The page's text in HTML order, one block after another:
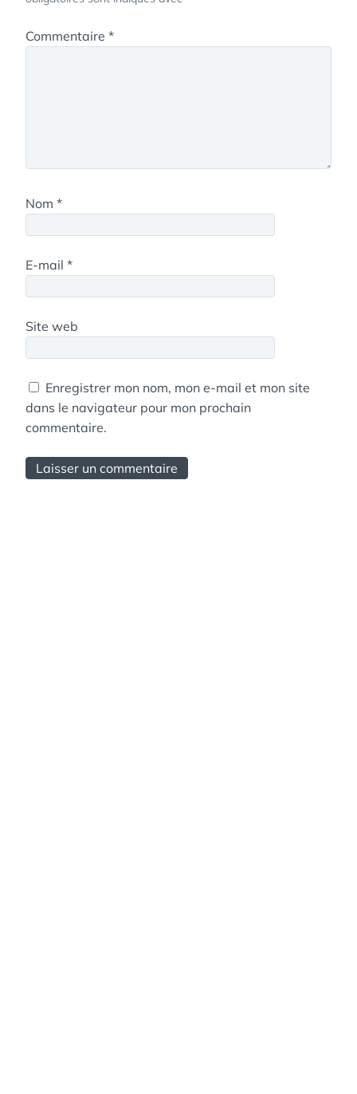
Commentaire *
Nom *
E-mail *
Site web
Enregistrer mon nom, mon e-mail et mon site
dans le navigateur pour mon prochain
commentaire.